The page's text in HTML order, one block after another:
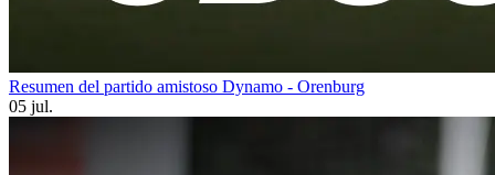
Resumen del partido amistoso Dynamo - Orenburg
05 jul.